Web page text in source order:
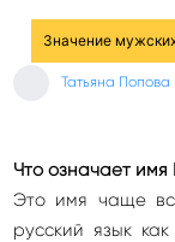
Значение
Татьяна Попова
Что означает
Это имя чаще
русский язык